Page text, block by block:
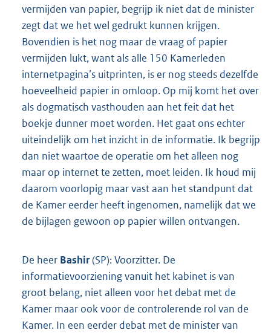
vermijden van papier, begrijp ik niet dat de minister
zegt dat we het wel gedrukt kunnen krijgen.
Bovendien is het nog maar de vraag of papier
vermijden lukt, want als alle 150 Kamerleden
internetpagina’s uitprinten, is er nog steeds dezelfde
hoeveelheid papier in omloop. Op mij komt het over
als dogmatisch vasthouden aan het feit dat het
boekje dunner moet worden. Het gaat ons echter
uiteindelijk om het inzicht in de informatie. Ik begrijp
dan niet waartoe de operatie om het alleen nog
maar op internet te zetten, moet leiden. Ik houd mij
daarom voorlopig maar vast aan het standpunt dat
de Kamer eerder heeft ingenomen, namelijk dat we
de bijlagen gewoon op papier willen ontvangen.
De heer Bashir(SP): Voorzitter. De
informatievoorziening vanuit het kabinet is van
groot belang, niet alleen voor het debat met de
Kamer maar ook voor de controlerende rol van de
Kamer. In een eerder debat met de minister van